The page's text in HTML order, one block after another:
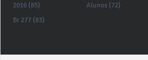
2016 (85)
Br 277 (83)
Alunos (72)